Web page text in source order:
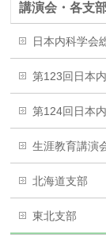
講演会・各支
日本内科学会
第123回日本
第124回日本
生涯教育講演
北海道支部
東北支部